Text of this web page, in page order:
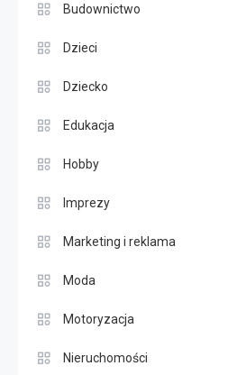
Budownictwo
Dzieci
Dziecko
Edukacja
Hobby
Imprezy
Marketing i reklama
Moda
Motoryzacja
Nieruchomości